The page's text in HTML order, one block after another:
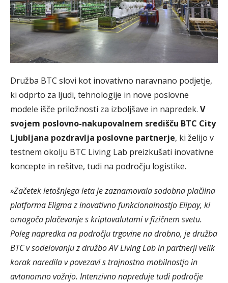
Družba BTC slovi kot inovativno naravnano podjetje,
ki odprto za ljudi, tehnologije in nove poslovne
modele išče priložnosti za izboljšave in napredek. V
svojem poslovno-nakupovalnem središču BTC City
Ljubljana pozdravlja poslovne partnerje, ki želijo v
testnem okolju BTC Living Lab preizkušati inovativne
koncepte in rešitve, tudi na področju logistike.
»Začetek letošnjega leta je zaznamovala sodobna plačilna
platforma Eligma z inovativno funkcionalnostjo Elipay, ki
omogoča plačevanje s kriptovalutami v fizičnem svetu.
Poleg napredka na področjutrgovine na drobno, je družba
BTC v sodelovanju z družbo AV Living Lab in partnerji velik
korak naredila v povezavi s trajnostno mobilnostjo in
avtonomno vožnjo. Intenzivno napreduje tudi področje